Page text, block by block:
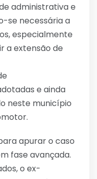
administrativa e
se necessária a
especialmente
a extensão de
e ainda
neste município
apurar o caso
fase avançada.
o ex-